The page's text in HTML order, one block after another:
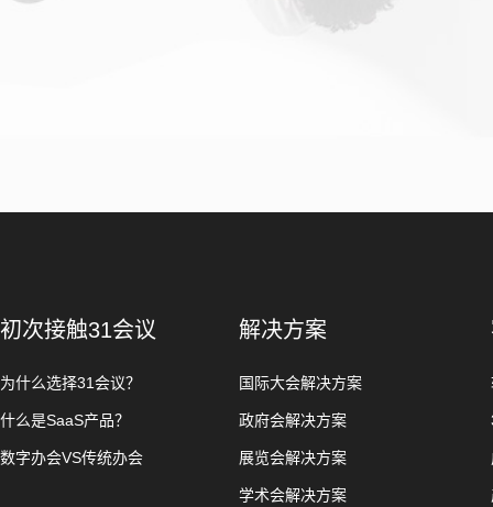
初次接触31会议
为什么选择31会议？
什么是SaaS产品？
数字办会VS传统办会
解决方案
国际大会解决方案
政府会解决方案
展览会解决方案
学术会解决方案